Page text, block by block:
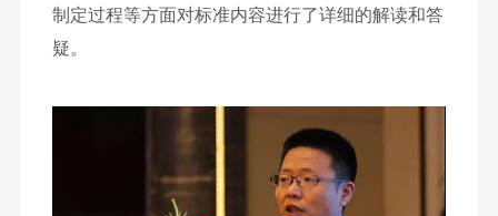
制定过程等方面对标准内容进行了详细的解读和答
疑。